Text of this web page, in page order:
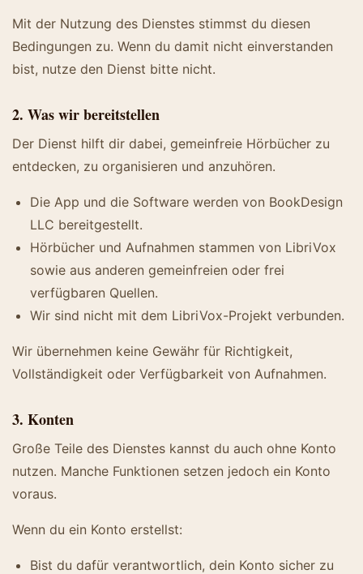
Mit der Nutzung des Dienstes stimmst du diesen
Bedingungen zu. Wenn du damit nicht einverstanden
bist, nutze den Dienst bitte nicht.
2. Was wir bereitstellen
Der Dienst hilft dir dabei, gemeinfreie Hörbücher zu
entdecken, zu organisieren und anzuhören.
Die App und die Software werden von BookDesign
LLC bereitgestellt.
Hörbücher und Aufnahmen stammen von LibriVox
sowie aus anderen gemeinfreien oder frei
verfügbaren Quellen.
Wir sind nicht mit dem LibriVox-Projekt verbunden.
Wir übernehmen keine Gewähr für Richtigkeit,
Vollständigkeit oder Verfügbarkeit von Aufnahmen.
3. Konten
Große Teile des Dienstes kannst du auch ohne Konto
nutzen. Manche Funktionen setzen jedoch ein Konto
voraus.
Wenn du ein Konto erstellst:
Bist du dafür verantwortlich, dein Konto sicher zu